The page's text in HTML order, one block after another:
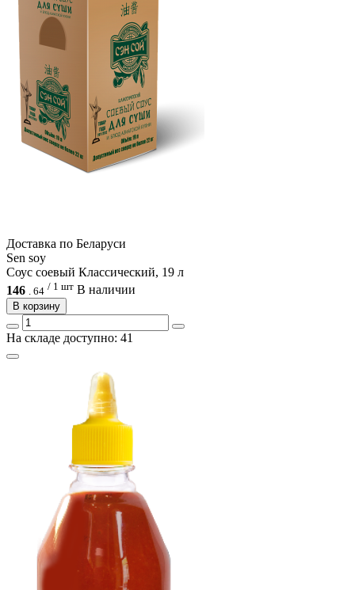
Доcтавка по Беларуси
Sen soy
Соус соевый Классический, 19 л
146
64 / 1 шт В наличии
В корзину
На складе доступно: 41